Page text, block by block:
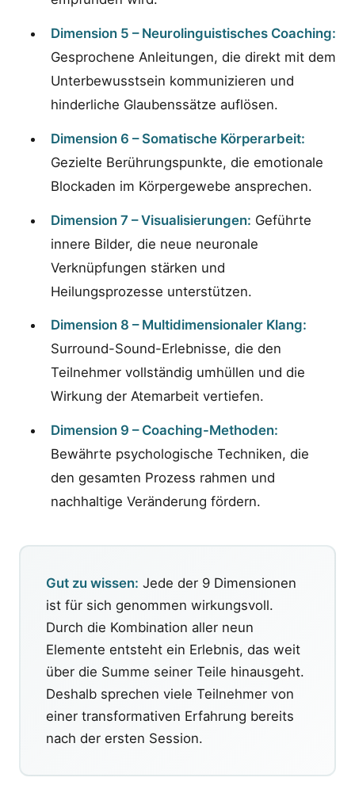
Dimension 5 – Neurolinguistisches Coaching:
Gesprochene Anleitungen, die direkt mit dem
Unterbewusstsein kommunizieren und
hinderliche Glaubenssätze auflösen.
Dimension 6 – Somatische Körperarbeit:
Gezielte Berührungspunkte, die emotionale
Blockaden im Körpergewebe ansprechen.
Dimension 7 – Visualisierungen: Geführte
innere Bilder, die neue neuronale
Verknüpfungen stärken und
Heilungsprozesse unterstützen.
Dimension 8 – Multidimensionaler Klang:
Surround-Sound-Erlebnisse, die den
Teilnehmer vollständig umhüllen und die
Wirkung der Atemarbeit vertiefen.
Dimension 9 – Coaching-Methoden:
Bewährte psychologische Techniken, die
den gesamten Prozess rahmen und
nachhaltige Veränderung fördern.
Gut zu wissen: Jede der 9 Dimensionen
ist für sich genommen wirkungsvoll.
Durch die Kombination aller neun
Elemente entsteht ein Erlebnis, das weit
über die Summe seiner Teile hinausgeht.
Deshalb sprechen viele Teilnehmer von
einer transformativen Erfahrung bereits
nach der ersten Session.